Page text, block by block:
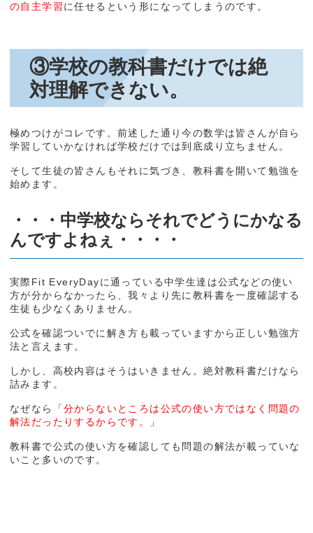
の自主学習に任せるという形になってしまうのです。
③学校の教科書だけでは絶
対理解できない。
極めつけがコレです。前述した通り今の数学は皆さんが自ら
学習していかなければ学校だけでは到底成り立ちません。
そして生徒の皆さんもそれに気づき、教科書を開いて勉強を
始めます。
・・・中学校ならそれでどうにかなる
んですよねぇ・・・・
実際Fit EveryDayに通っている中学生達は公式などの使い
方が分からなかったら、我々より先に教科書を一度確認する
生徒も少なくありません。
公式を確認ついでに解き方も載っていますから正しい勉強方
法と言えます。
しかし、高校内容はそうはいきません。絶対教科書だけなら
詰みます。
なぜなら「分からないところは公式の使い方ではなく問題の
解法だったりするからです。
」
教科書で公式の使い方を確認しても問題の解法が載っていな
いこと多いのです。